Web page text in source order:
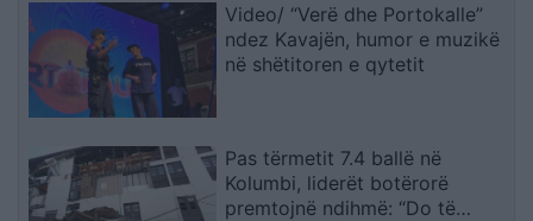
Video/ “Verë dhe Portokalle”
ndez Kavajën, humor e muzikë
në shëtitoren e qytetit
Pas tërmetit 7.4 ballë në
Kolumbi, liderët botërorë
premtojnë ndihmë: “Do të